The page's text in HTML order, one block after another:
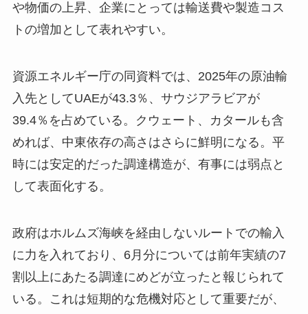
や物価の上昇、企業にとっては輸送費や製造コス
トの増加として表れやすい。
資源エネルギー庁の同資料では、2025年の原油輸
入先としてUAEが43.3％、サウジアラビアが
39.4％を占めている。クウェート、カタールも含
めれば、中東依存の高さはさらに鮮明になる。平
時には安定的だった調達構造が、有事には弱点と
して表面化する。
政府はホルムズ海峡を経由しないルートでの輸入
に力を入れており、6月分については前年実績の7
割以上にあたる調達にめどが立ったと報じられて
いる。これは短期的な危機対応として重要だが、